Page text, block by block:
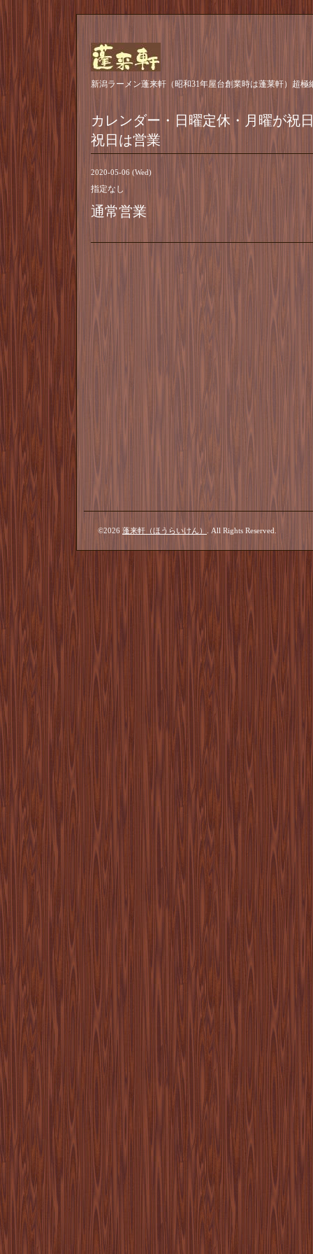
新潟ラーメン蓬来軒（昭和31年屋台創業時は蓬莱軒）超
カレンダー・日曜定休・月曜が祝
祝日は営業
2020-05-06 (Wed)
指定なし
通常営業
©2026 蓬来軒（ほうらいけん） . All Rights Reserved.